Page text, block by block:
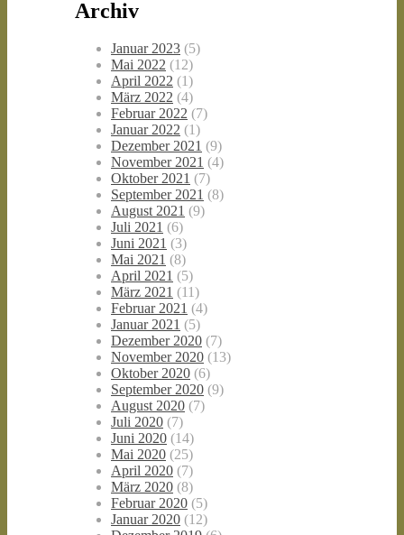
Archiv
Januar 2023 (5)
Mai 2022 (12)
April 2022 (1)
März 2022 (4)
Februar 2022 (7)
Januar 2022 (1)
Dezember 2021 (9)
November 2021 (4)
Oktober 2021 (7)
September 2021 (8)
August 2021 (9)
Juli 2021 (6)
Juni 2021 (3)
Mai 2021 (8)
April 2021 (5)
März 2021 (11)
Februar 2021 (4)
Januar 2021 (5)
Dezember 2020 (7)
November 2020 (13)
Oktober 2020 (6)
September 2020 (9)
August 2020 (7)
Juli 2020 (7)
Juni 2020 (14)
Mai 2020 (25)
April 2020 (7)
März 2020 (8)
Februar 2020 (5)
Januar 2020 (12)